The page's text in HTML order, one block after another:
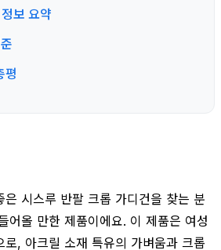
보 요약
평
은 시스루 반팔 크롭 가디건을 찾는 분
어올 만한 제품이에요. 이 제품은 여성
, 아크릴 소재 특유의 가벼움과 크롭